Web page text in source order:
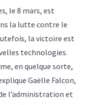
le 8 mars, est
la lutte contre le
la victoire est
technologies.
en quelque sorte,
Gaëlle Falcon,
l’administration et